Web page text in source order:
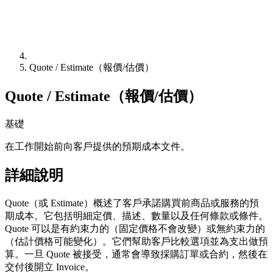
Quote / Estimate（報價/估價）
Quote / Estimate（報價/估價）
基礎
在工作開始前向客戶提供的預期成本文件。
詳細說明
Quote（或 Estimate）概述了客戶承諾購買前商品或服務的預
期成本。它包括明細定價、描述、數量以及任何條款或條件。
Quote 可以是有約束力的（固定價格不會改變）或無約束力的
（估計價格可能變化）。它們幫助客戶比較選項並為支出做預
算。一旦 Quote 被接受，通常會導致採購訂單或合約，然後在
交付後開立 Invoice。